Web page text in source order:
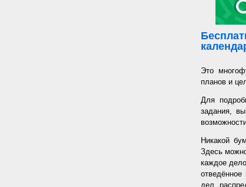
Это
планов и
Для
задания,
Никакой
Здесь
каждое
дел,